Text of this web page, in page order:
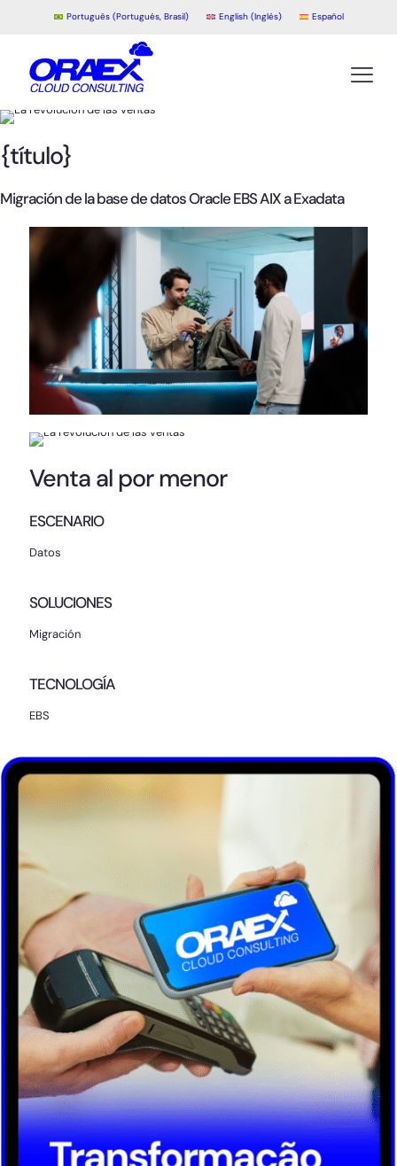
Português(Portugués, Brasil) English(Inglés) Español
{título}
Migración de la base de datos Oracle EBS AIX a Exadata
Venta al por menor
ESCENARIO
Datos
SOLUCIONES
Migración
TECNOLOGÍA
EBS